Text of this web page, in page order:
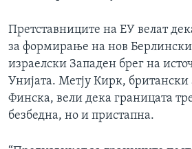
Претставниците на ЕУ велат
за формирање на нов
израелски Западен брег на
Унијата. Метју Кирк, британски
Финска, вели дека границата
безбедна, но и пристапна.